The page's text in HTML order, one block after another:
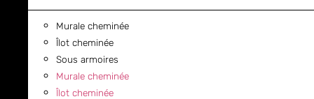
Murale cheminée
Îlot cheminée
Sous armoires
Murale cheminée
Îlot cheminée